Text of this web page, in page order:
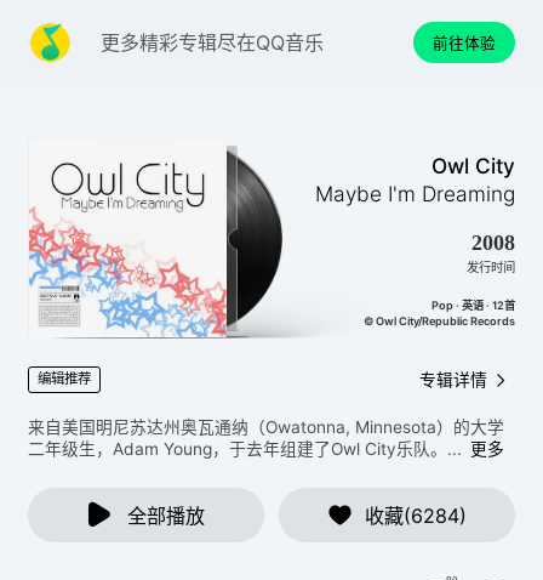
更多精彩专辑尽在QQ音乐 前往体验
Owl City
Maybe I'm Dreaming
2008
发行时间
Pop · 英语 · 12首
© Owl City/Republic Records
编辑推荐 专辑详情
来自美国明尼苏达州奥瓦通纳（Owatonna, Minnesota）的大学
二年级生，Adam Young，于去年组建了Owl City乐队。... 更多
全部播放 收藏(6284)